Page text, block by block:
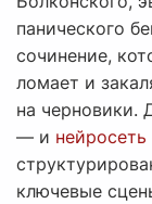
панического
сочинение,
ломает и
на черновики.
— и нейросеть
ключевые